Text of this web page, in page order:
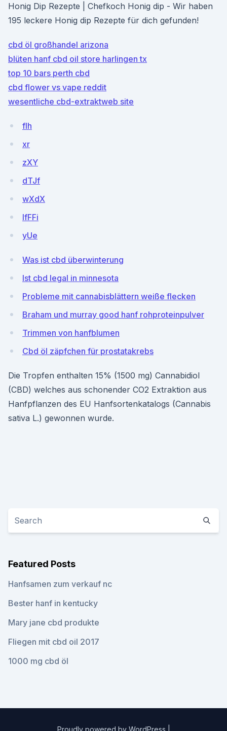
Honig Dip Rezepte | Chefkoch Honig dip - Wir haben
195 leckere Honig dip Rezepte für dich gefunden!
cbd öl großhandel arizona
blüten hanf cbd oil store harlingen tx
top 10 bars perth cbd
cbd flower vs vape reddit
wesentliche cbd-extraktweb site
fIh
xr
zXY
dTJf
wXdX
IfFFi
yUe
Was ist cbd überwinterung
Ist cbd legal in minnesota
Probleme mit cannabisblättern weiße flecken
Braham und murray good hanf rohproteinpulver
Trimmen von hanfblumen
Cbd öl zäpfchen für prostatakrebs
Die Tropfen enthalten 15% (1500 mg) Cannabidiol
(CBD) welches aus schonender CO2 Extraktion aus
Hanfpflanzen des EU Hanfsortenkatalogs (Cannabis
sativa L.) gewonnen wurde.
Featured Posts
Hanfsamen zum verkauf nc
Bester hanf in kentucky
Mary jane cbd produkte
Fliegen mit cbd oil 2017
1000 mg cbd öl
Proudly powered by WordPress